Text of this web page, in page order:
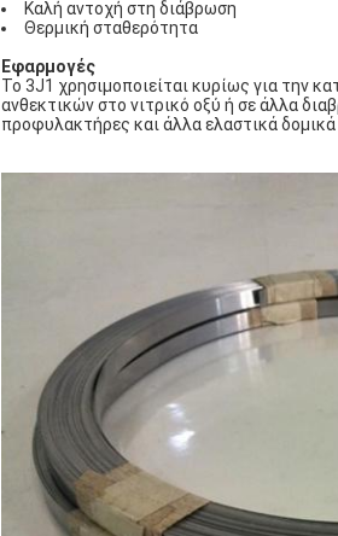
Καλή αντοχή στη διάβρωση
Θερμική σταθερότητα
Εφαρμογές
Το 3J1 χρησιμοποιείται κυρίως για την
ανθεκτικών στο νιτρικό οξύ ή σε άλλα
προφυλακτήρες και άλλα ελαστικά δομικά